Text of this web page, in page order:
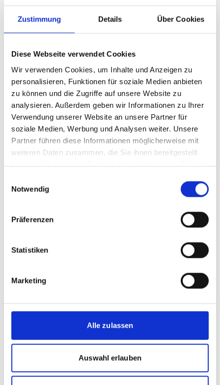
Zustimmung Details Über Cookies
Diese Webseite verwendet Cookies
Wir verwenden Cookies, um Inhalte und Anzeigen zu
personalisieren, Funktionen für soziale Medien anbieten
zu können und die Zugriffe auf unsere Website zu
analysieren. Außerdem geben wir Informationen zu Ihrer
Verwendung unserer Website an unsere Partner für
soziale Medien, Werbung und Analysen weiter. Unsere
Partner führen diese Informationen möglicherweise mit
weiteren Daten zusammen, die Sie ihnen bereitgestellt
haben oder die sie im Rahmen Ihrer Nutzung der Dienste
Notwendig
Präferenzen
Statistiken
Marketing
Alle zulassen
Auswahl erlauben
Monitoring fördern.
WWF Kolumbien hat begonnen, im Rahmen des
Herencia Colombia Programms
Wiederherstellungsziele zu erarbeiten und diese
natürliche Kapital des Landes zu schützen und
dem Klimawandel zu begegnen.
Das Projekt ist kooperiert eng mit der
Initiative 20x20, stimmt Aktivitäten mit der
Initiative ab und mobilisiert das Partnernetzwerk
zur Unterstützung der FLR-Hub Aktivitäten.-- Das
zweite Treffen des Lenkungsausschusses fand am
10. und 11. September 2025 in Berlin statt
Im April 2025 veranstaltete die Initiative 20x20 ihr
jährliches Partnertreffen in Puerto Varas, Chile.
der gesamten Region zusammen, darunter
Regierungs- und technische Partner aus den drei
Projekts. Auf dem Treffen stellten WRI, IUCN und
vor und diskutierten Möglichkeiten der
Zusammenarbeit mit Mitgliedern des 20x20-
Netzwerks.
Die länderspezifischen Arbeitspläne für die sechs
und beinhalten eine Reihe von Aktivitäten, die
vom Stakeholder-Mapping und dem Entwurf von
Wiederherstellungsplänen, über Schulungen für